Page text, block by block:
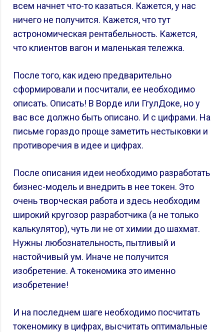
всем начнет что-то казаться. Кажется, у нас
ничего не получится. Кажется, что тут
астрономическая рентабельность. Кажется,
что клиентов вагон и маленькая тележка.
После того, как идею предварительно
сформировали и посчитали, ее необходимо
описать. Описать! В Ворде или ГгулДоке, но у
вас все должно быть описано. И с цифрами. На
письме гораздо проще заметить нестыковки и
противоречия в идее и цифрах.
После описания идеи необходимо разработать
бизнес-модель и внедрить в нее токен. Это
очень творческая работа и здесь необходим
широкий кругозор разработчика (а не только
калькулятор), чуть ли не от химии до шахмат.
Нужны любознательность, пытливый и
настойчивый ум. Иначе не получится
изобретение. А токеномика это именно
изобретение!
И на последнем шаге необходимо посчитать
токеномику в цифрах, высчитать оптимальные